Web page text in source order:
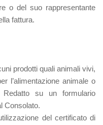
o del suo rappresentante
fattura.
prodotti quali animali vivi,
l’alimentazione animale o
su un formulario
Consolato.
del certificato di